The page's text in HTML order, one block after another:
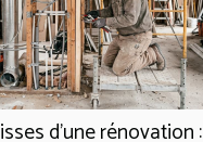
d'une rénovation :